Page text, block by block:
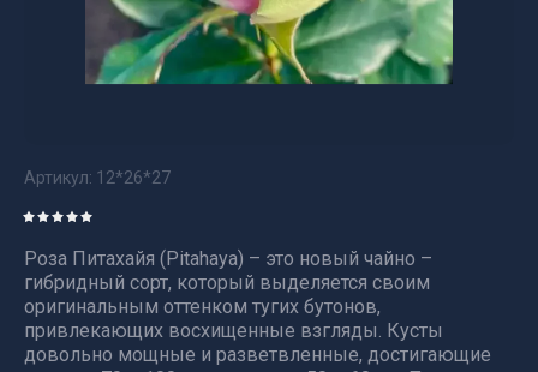
Артикул: 12*26*27
Роза Питахайя (Pitahaya) – это новый чайно –
гибридный сорт, который выделяется своим
оригинальным оттенком тугих бутонов,
привлекающих восхищенные взгляды. Кусты
довольно мощные и разветвленные, достигающие